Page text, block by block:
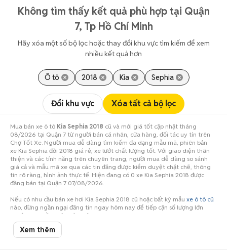
Không tìm thấy kết quả phù hợp tại Quận
7, Tp Hồ Chí Minh
Hãy xóa một số bộ lọc hoặc thay đổi khu vực tìm kiếm để xem
nhiều kết quả hơn
Ô tô 2018 Kia Sephia
Đổi khu vực Xóa tất cả bộ lọc
Mua bán xe ô tô Kia Sephia 2018 cũ và mới giá tốt cập nhật tháng
08/2026 tại Quận 7 từ người bán cá nhân, cửa hàng, đối tác uy tín trên
Chợ Tốt Xe. Người mua dễ dàng tìm kiếm đa dạng mẫu mã, phiên bản
xe Kia Sephia đời 2018 giá rẻ, xe lướt chất lượng tốt. Với giao diện thân
thiện và các tính năng trên chuyên trang, người mua dễ dàng so sánh
giá cả và mẫu mã xe qua các tin đăng được kiểm duyệt chặt chẽ, thông
tin rõ ràng, hình ảnh thực tế. Hiện đang có 0 xe Kia Sephia 2018 được
đăng bán tại Quận 7 07/08/2026.
Nếu có nhu cầu bán xe hơi Kia Sephia 2018 cũ hoặc bất kỳ mẫu xe ô tô cũ
nào, đừng ngần ngại đăng tin ngay hôm nay để tiếp cận số lượng lớn
người mua tiềm năng ở Quận 7!
Xem thêm